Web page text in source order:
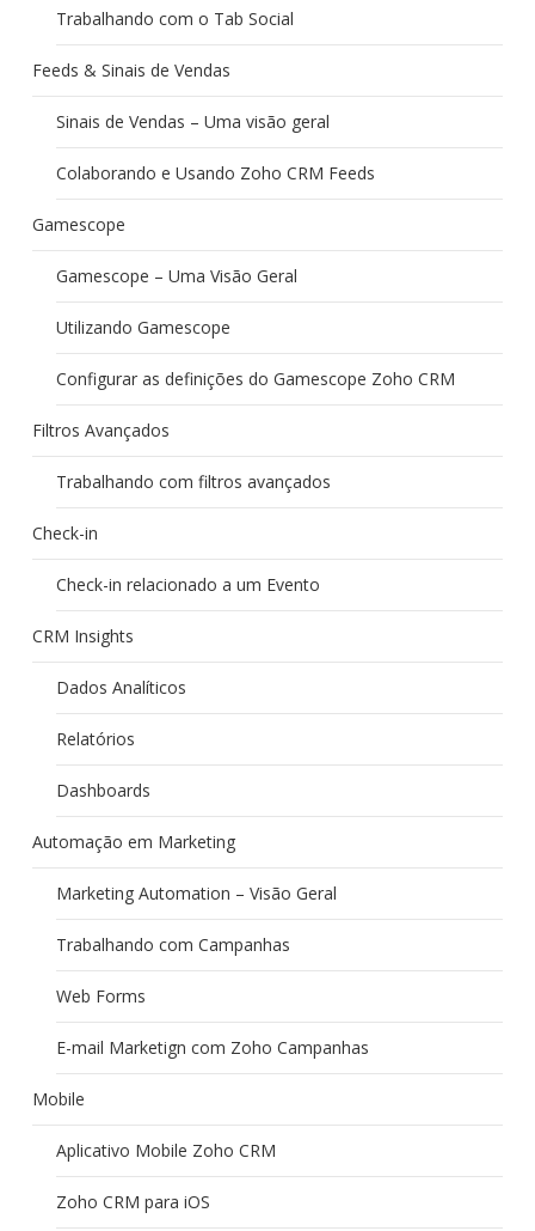
Trabalhando com o Tab Social
Feeds & Sinais de Vendas
Sinais de Vendas – Uma visão geral
Colaborando e Usando Zoho CRM Feeds
Gamescope
Gamescope – Uma Visão Geral
Utilizando Gamescope
Configurar as definições do Gamescope Zoho CRM
Filtros Avançados
Trabalhando com filtros avançados
Check-in
Check-in relacionado a um Evento
CRM Insights
Dados Analíticos
Relatórios
Dashboards
Automação em Marketing
Marketing Automation – Visão Geral
Trabalhando com Campanhas
Web Forms
E-mail Marketign com Zoho Campanhas
Mobile
Aplicativo Mobile Zoho CRM
Zoho CRM para iOS